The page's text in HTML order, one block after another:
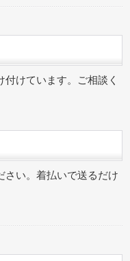
けています。ご相談く
さい。着払いで送るだけ